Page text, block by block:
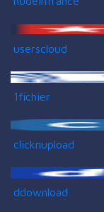
userscloud
1fichier
clicknupload
ddownload